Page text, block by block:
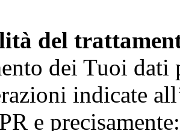
del
dei Tuoi dati
indicate
e